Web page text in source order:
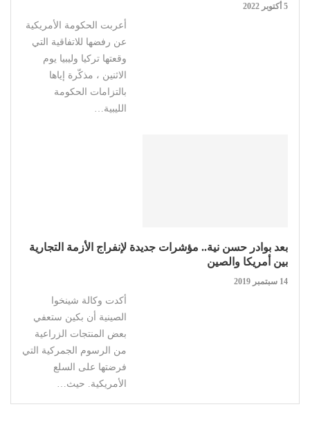
5 أكتوبر 2022
أعربت الحكومة الأمريكية
عن رفضها للاتفاقية التي
وقعتها تركيا وليبيا يوم
الاثنين ، مذكّرة إياها
بالتزامات الحكومة
الليبية…
بعد بوادر حسن نية.. مؤشرات جديدة لإنفراج الأزمة التجارية
بين أمريكا والصين
14 سبتمبر 2019
أكدت وكالة شينخوا
الصينية أن بكين ستعفي
بعض المنتجات الزراعية
من الرسوم الجمركية التي
فرضتها على السلع
الأمريكية. حيث…